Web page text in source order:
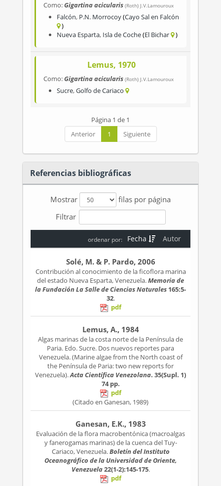
Como:Gigartina acicularis (Roth) J.V.Lamouroux
Falcón, P.N. Morrocoy Cayo Sal en Falcón
Nueva Esparta, Isla de Coche El Bichar
Lemus, 1970
Como:Gigartina acicularis (Roth) J.V.Lamouroux
Sucre,Golfo de Cariaco
Página 1 de 1
Anterior
1 Siguiente
Referencias bibliográficas
Mostrar
filas por página
Filtrar
Autor
Fecha
ordenar por:
Solé, M. & P. Pardo, 2006
Contribución al conocimiento de la ficoflora marina
del estado Nueva Esparta, Venezuela.Memoria de
la Fundación La Salle de Ciencias Naturales 165:5-
32.
pdf
Lemus, A., 1984
Algas marinas de la costa norte de la Península de
Paria. Edo. Sucre. Dos nuevos reportes para
Venezuela. (Marine algae from the North coast of
the Península de Paria: two new reports for
Venezuela).Acta Científica Venezolana. 35(Supl. 1)
74 pp.
pdf
(Citado en Ganesan, 1989)
Ganesan, E.K., 1983
Evaluación de la flora macrobentónica (macroalgas
y fanerogamas marinas) de la cuenca del Tuy-
Cariaco, Venezuela.Boletín del Instituto
Oceanográfico de la Universidad de Oriente,
Venezuela22(1-2):145-175.
pdf